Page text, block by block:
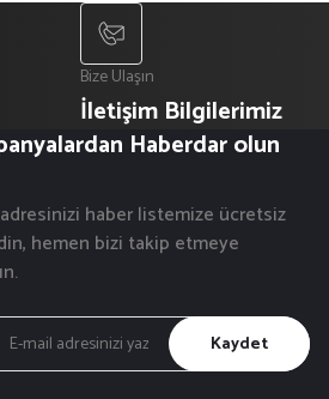
Bize Ulaşın
İletişim Bilgilerimiz
Haberdar olun
haber listemize ücretsiz
hemen bizi takip etmeye
Kaydet